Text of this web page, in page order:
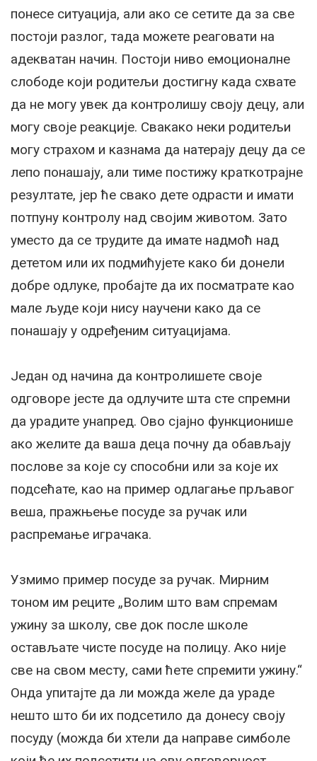
понесе ситуација, али ако се сетите да за све
постоји разлог, тада можете реаговати на
адекватан начин. Постоји ниво емоционалне
слободе који родитељи достигну када схвате
да не могу увек да контролишу своју децу, али
могу своје реакције. Свакако неки родитељи
могу страхом и казнама да натерају децу да се
лепо понашају, али тиме постижу краткотрајне
резултате, јер ће свако дете одрасти и имати
потпуну контролу над својим животом. Зато
уместо да се трудите да имате надмоћ над
дететом или их подмићујете како би донели
добре одлуке, пробајте да их посматрате као
мале људе који нису научени како да се
понашају у одређеним ситуацијама.
Један од начина да контролишете своје
одговоре јесте да одлучите шта сте спремни
да урадите унапред. Ово сјајно функционише
ако желите да ваша деца почну да обављају
послове за које су способни или за које их
подсећате, као на пример одлагање прљавог
веша, пражњење посуде за ручак или
распремање играчака.
Узмимо пример посуде за ручак. Мирним
тоном им реците „Волим што вам спремам
ужину за школу, све док после школе
остављате чисте посуде на полицу. Ако није
све на свом месту, сами ћете спремити ужину.“
Онда упитајте да ли можда желе да ураде
нешто што би их подсетило да донесу своју
посуду (можда би хтели да направе симболе